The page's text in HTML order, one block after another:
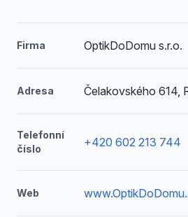
Firma OptikDoDomu s.r.o.
Adresa Čelakovského 614,
Telefonní
číslo
+420 602 213 744
Web